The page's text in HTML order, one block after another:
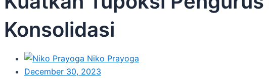
Konsolidasi
Niko Prayoga
December 30, 2023